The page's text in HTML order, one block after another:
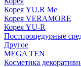
Корея YU.R Me
Корея VERAMORE
Корея YU-R
Постпроцедурные
Другое
MEGA TEN
Косметика